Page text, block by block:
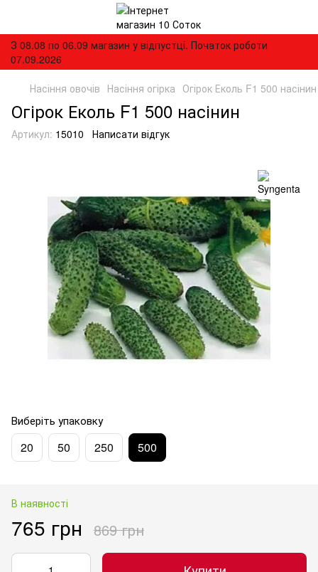
З 08.08 по 06.09 магазин у відпустці. Початок роботи
07.09.2026
Насіння овочів Насіння огірка Огірок Еколь F1 500 насінин
Огірок Еколь F1 500 насінин
Артикул: 15010 Написати відгук
Виберіть упаковку
20 50 250 500
В наявності
765 грн 869 грн